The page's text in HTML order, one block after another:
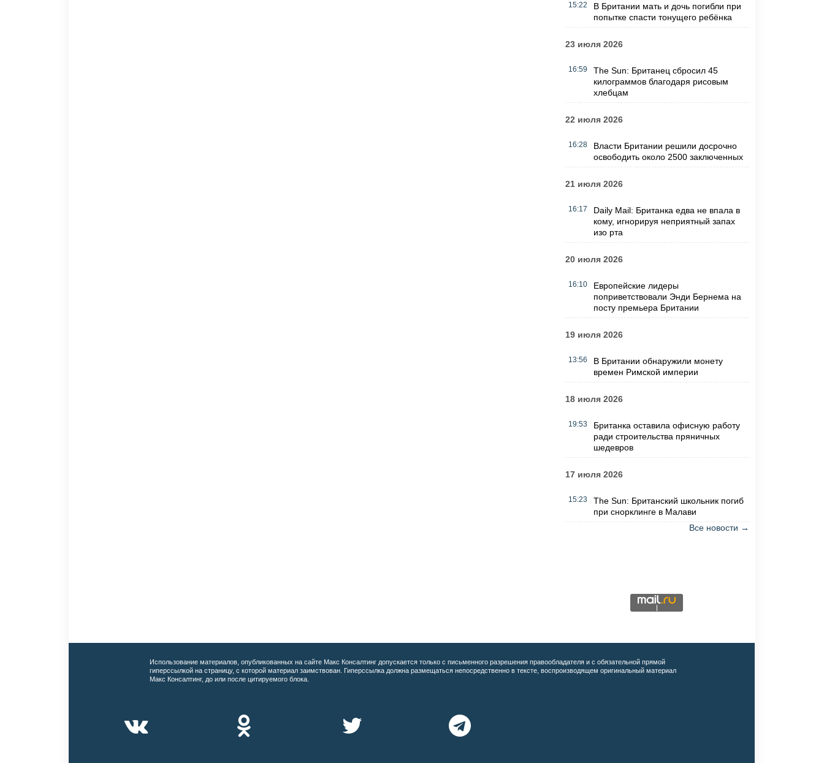
15:22
В Британии мать и дочь погибли при
попытке спасти тонущего ребёнка
23 июля 2026
16:59
The Sun: Британец сбросил 45
килограммов благодаря рисовым
хлебцам
22 июля 2026
16:28
Власти Британии решили досрочно
освободить около 2500 заключенных
21 июля 2026
16:17
Daily Mail: Британка едва не впала в
кому, игнорируя неприятный запах
изо рта
20 июля 2026
16:10
Европейские лидеры
поприветствовали Энди Бернема на
посту премьера Британии
19 июля 2026
13:56
В Британии обнаружили монету
времен Римской империи
18 июля 2026
19:53
Британка оставила офисную работу
ради строительства пряничных
шедевров
17 июля 2026
15:23
The Sun: Британский школьник погиб
при снорклинге в Малави
Все новости →
Использование материалов, опубликованных на сайте Макс Консалтинг допускается только с письменного разрешения правообладателя и с обязательной прямой
гиперссылкой на страницу, с которой материал заимствован. Гиперссылка должна размещаться непосредственно в тексте, воспроизводящем оригинальный материал
Макс Консалтинг, до или после цитируемого блока.